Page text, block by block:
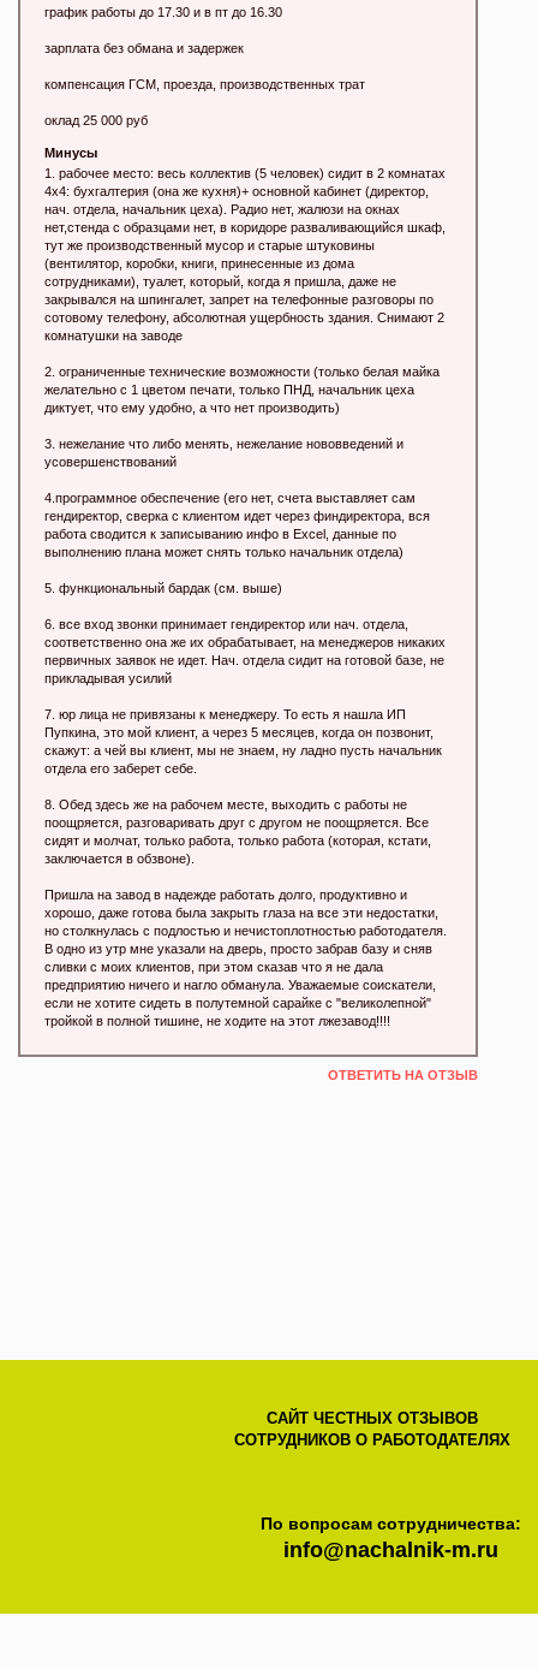
график работы до 17.30 и в пт до 16.30
зарплата без обмана и задержек
компенсация ГСМ, проезда, производственных трат
оклад 25 000 руб
Минусы
1. рабочее место: весь коллектив (5 человек) сидит в 2 комнатах
4х4: бухгалтерия (она же кухня)+ основной кабинет (директор,
нач. отдела, начальник цеха). Радио нет, жалюзи на окнах
нет,стенда с образцами нет, в коридоре разваливающийся шкаф,
тут же производственный мусор и старые штуковины
(вентилятор, коробки, книги, принесенные из дома
сотрудниками), туалет, который, когда я пришла, даже не
закрывался на шпингалет, запрет на телефонные разговоры по
сотовому телефону, абсолютная ущербность здания. Снимают 2
комнатушки на заводе
2. ограниченные технические возможности (только белая майка
желательно с 1 цветом печати, только ПНД, начальник цеха
диктует, что ему удобно, а что нет производить)
3. нежелание что либо менять, нежелание нововведений и
усовершенствований
4.программное обеспечение (его нет, счета выставляет сам
гендиректор, сверка с клиентом идет через финдиректора, вся
работа сводится к записыванию инфо в Excel, данные по
выполнению плана может снять только начальник отдела)
5. функциональный бардак (см. выше)
6. все вход звонки принимает гендиректор или нач. отдела,
соответственно она же их обрабатывает, на менеджеров никаких
первичных заявок не идет. Нач. отдела сидит на готовой базе, не
прикладывая усилий
7. юр лица не привязаны к менеджеру. То есть я нашла ИП
Пупкина, это мой клиент, а через 5 месяцев, когда он позвонит,
скажут: а чей вы клиент, мы не знаем, ну ладно пусть начальник
отдела его заберет себе.
8. Обед здесь же на рабочем месте, выходить с работы не
поощряется, разговаривать друг с другом не поощряется. Все
сидят и молчат, только работа, только работа (которая, кстати,
заключается в обзвоне).
Пришла на завод в надежде работать долго, продуктивно и
хорошо, даже готова была закрыть глаза на все эти недостатки,
но столкнулась с подлостью и нечистоплотностью работодателя.
В одно из утр мне указали на дверь, просто забрав базу и сняв
сливки с моих клиентов, при этом сказав что я не дала
предприятию ничего и нагло обманула. Уважаемые соискатели,
если не хотите сидеть в полутемной сарайке с "великолепной"
тройкой в полной тишине, не ходите на этот лжезавод!!!!
ОТВЕТИТЬ НА ОТЗЫВ
САЙТ ЧЕСТНЫХ ОТЗЫВОВ
СОТРУДНИКОВ О РАБОТОДАТЕЛЯХ
По вопросам сотрудничества:
info@nachalnik-m.ru